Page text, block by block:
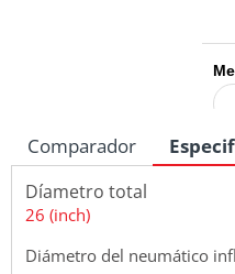
Comparador
Díametro total
26 (inch)
Diámetro del neumático